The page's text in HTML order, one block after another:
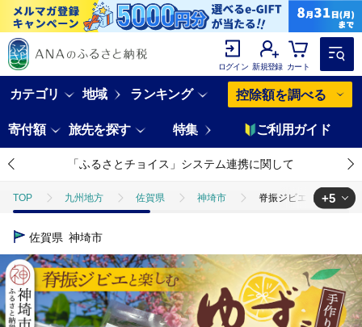
ログイン 新規登録 カート
カテゴリ 地域 ランキング 控除額を調べる
寄付額 旅先を探す 特集 ご利用ガイド
「ふるさとチョイス」システム連携に関して
TOP 九州地方 佐賀県 神埼市 脊振ジビエ 詰め合わ
TOP
TOP 肉 ジビエ 脊振ジビエ 詰め合わせ イノシシ肉約600g
TOP 肉 ジビエ ほかの肉 脊振ジビエ 詰め合わせ イ
TOP 加工食品 鍋 肉(鍋) 脊振ジビエ 詰め合わせ イ
+5
佐賀県 神埼市